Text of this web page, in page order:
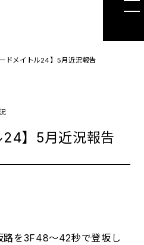
ードメイトル24】5月近況報告
24】5月近況報告
を3F48～42秒で登坂し